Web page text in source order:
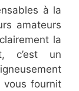
à la
amateurs
la
c’est un
vous fournit